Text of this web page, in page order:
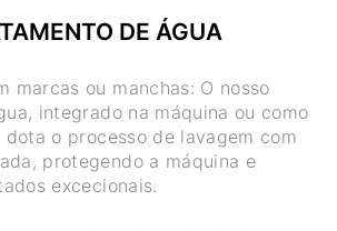
DE ÁGUA
marcas ou manchas: O nosso
integrado na máquina ou como
dota o processo de lavagem com
protegendo a máquina e
excecionais.